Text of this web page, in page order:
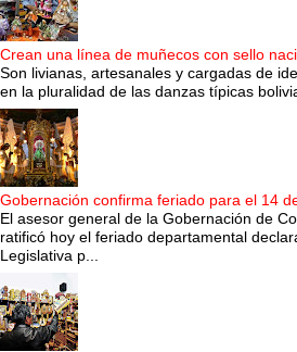
Crean una línea de muñecos con sello
Son livianas, artesanales y cargadas de
en la pluralidad de las danzas típicas
Gobernación confirma feriado para el 14
El asesor general de la Gobernación de
ratificó hoy el feriado departamental
Legislativa p...